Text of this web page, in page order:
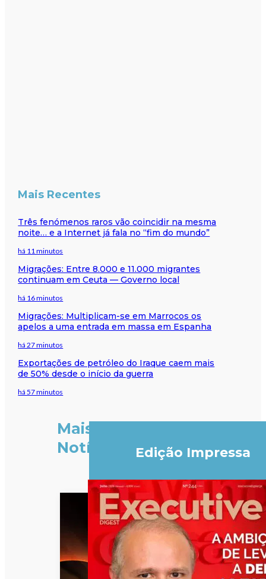
Mais Recentes
Três fenómenos raros vão coincidir na mesma
noite… e a Internet já fala no “fim do mundo”
há 11 minutos
Migrações: Entre 8.000 e 11.000 migrantes
continuam em Ceuta — Governo local
há 16 minutos
Migrações: Multiplicam-se em Marrocos os
apelos a uma entrada em massa em Espanha
há 27 minutos
Exportações de petróleo do Iraque caem mais
de 50% desde o início da guerra
há 57 minutos
Mais
Notícias
Edição Impressa